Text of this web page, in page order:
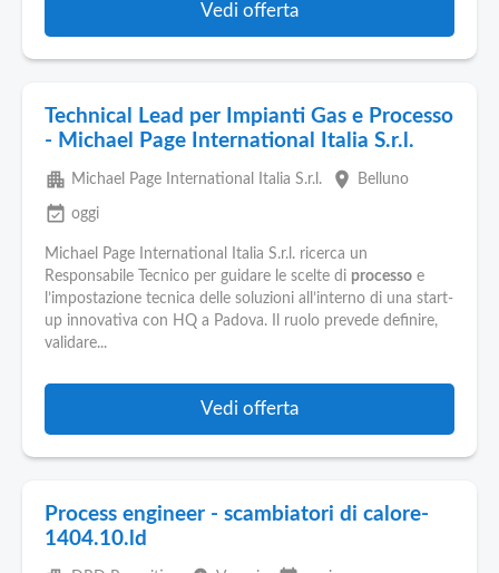
Vedi offerta
Technical Lead per Impianti Gas e Processo
- Michael Page International Italia S.r.l.
apartment Michael Page International Italia S.r.l. place Belluno
event_available oggi
Michael Page International Italia S.r.l. ricerca un
Responsabile Tecnico per guidare le scelte di processo e
l’impostazione tecnica delle soluzioni all’interno di una start-
up innovativa con HQ a Padova. Il ruolo prevede definire,
validare...
Vedi offerta
Process engineer - scambiatori di calore-
1404.10.ld